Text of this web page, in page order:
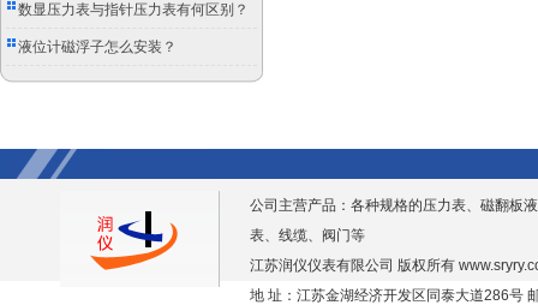
双金属温度计？
数显压力表与指针压力表有何区别？
液位计磁浮子怎么安装？
公司主营产品：各种规格的压力表、磁翻板
表、线缆、阀门等
江苏润仪仪表有限公司 版权所有
地 址：江苏金湖经济开发区同泰大道286号